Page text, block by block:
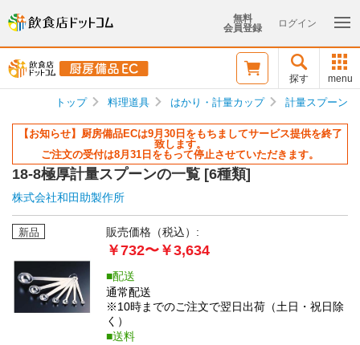
無料
会員登録
ログイン
探す menu
トップ 料理道具 はかり・計量カップ 計量スプーン
【お知らせ】厨房備品ECは9月30日をもちましてサービス提供を終了
致します。
ご注文の受付は8月31日をもって停止させていただきます。
18-8極厚計量スプーンの一覧 [6種類]
株式会社和田助製作所
新品 販売価格（税込）:
￥732〜￥3,634
配送
通常配送
※10時までのご注文で翌日出荷（土日・祝日除
く）
送料